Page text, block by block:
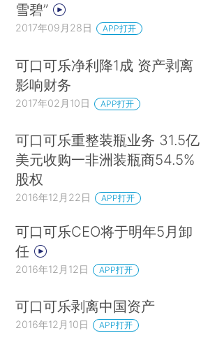
雪碧”
2017年09月28日 APP打开
可口可乐净利降1成 资产剥离
影响财务
2017年02月10日 APP打开
可口可乐重整装瓶业务 31.5亿
美元收购一非洲装瓶商54.5%
股权
2016年12月22日 APP打开
可口可乐CEO将于明年5月卸
任
2016年12月12日 APP打开
可口可乐剥离中国资产
2016年12月10日 APP打开